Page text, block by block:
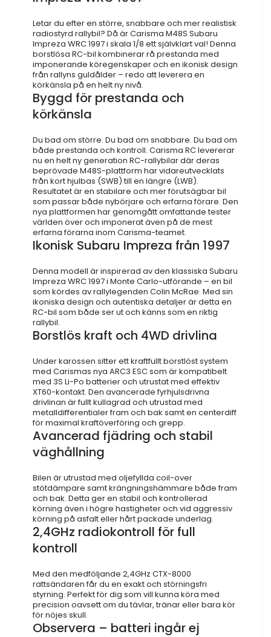
Letar du efter en större, snabbare och mer realistisk
radiostyrd rallybil? Då är Carisma M48S Subaru
Impreza WRC 1997 i skala 1/8 ett självklart val! Denna
borstlösa RC-bil kombinerar rå prestanda med
imponerande köregenskaper och en ikonisk design
från rallyns guldålder – redo att leverera en
körkänsla på en helt ny nivå.
Byggd för prestanda och
körkänsla
Du bad om större. Du bad om snabbare. Du bad om
både prestanda och kontroll. Carisma RC levererar
nu en helt ny generation RC-rallybilar där deras
beprövade M48S-plattform har vidareutvecklats
från kort hjulbas (SWB) till en längre (LWB).
Resultatet är en stabilare och mer förutsägbar bil
som passar både nybörjare och erfarna förare. Den
nya plattformen har genomgått omfattande tester
världen över och imponerat även på de mest
erfarna förarna inom Carisma-teamet.
Ikonisk Subaru Impreza från 1997
Denna modell är inspirerad av den klassiska Subaru
Impreza WRC 1997 i Monte Carlo-utförande – en bil
som kördes av rallylegenden Colin McRae. Med sin
ikoniska design och autentiska detaljer är detta en
RC-bil som både ser ut och känns som en riktig
rallybil.
Borstlös kraft och 4WD drivlina
Under karossen sitter ett kraftfullt borstlöst system
med Carismas nya ARC3 ESC som är kompatibelt
med 3S Li-Po batterier och utrustat med effektiv
XT60-kontakt. Den avancerade fyrhjulsdrivna
drivlinan är fullt kullagrad och utrustad med
metalldifferentialer fram och bak samt en centerdiff
för maximal kraftöverföring och grepp.
Avancerad fjädring och stabil
väghållning
Bilen är utrustad med oljefyllda coil-over
stötdämpare samt krängningshämmare både fram
och bak. Detta ger en stabil och kontrollerad
körning även i högre hastigheter och vid aggressiv
körning på asfalt eller hårt packade underlag.
2,4GHz radiokontroll för full
kontroll
Med den medföljande 2,4GHz CTX-8000
rattsändaren får du en exakt och störningsfri
styrning. Perfekt för dig som vill kunna köra med
precision oavsett om du tävlar, tränar eller bara kör
för nöjes skull.
Observera – batteri ingår ej